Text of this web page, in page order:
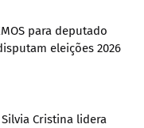
para deputado
eleições 2026
Cristina lidera